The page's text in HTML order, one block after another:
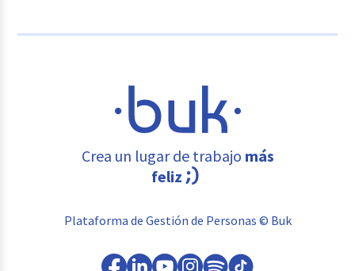
Crea un lugar de trabajo más
feliz
Plataforma de Gestión de Personas © Buk